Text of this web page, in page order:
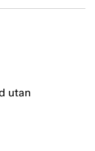
utan